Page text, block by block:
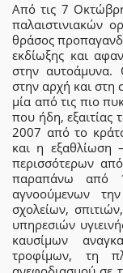
Από τις 7
παλαιστινιακών
θράσος
εκδίωξης και
στην αυτοάμυνα.
στην αρχή και στη
μία από τις πιο
που ήδη, εξαιτίας
2007 από το
και η εξαθλίωση
περισσότερων
παραπάνω από
αγνοούμενων
σχολείων,
υπηρεσιών
καυσίμων
τροφίμων, τη